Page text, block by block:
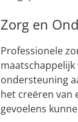
Zorg en
Professionele
ondersteuning
het creëren van
gevoelens